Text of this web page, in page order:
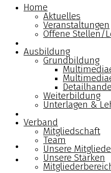
Verband
Home
Aktuelles
Veranstaltungen
Offene Stellen/
Ausbildung
Grundbildung
Weiterbildung
Unterlagen &
Verband
Mitgliedschaft
Team
Unsere
Unsere Stärken